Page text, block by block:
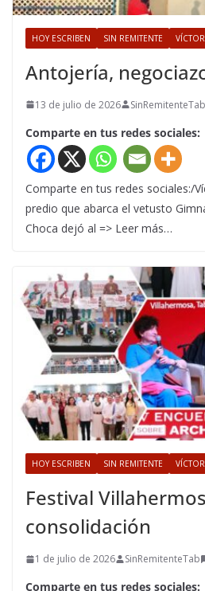
HOY ESCRIBEN SIN REMITENTE
Antojería,
13 de julio de 2026 SinRemitenteTab
Comparte en tus redes sociales:
Comparte en tus redes sociales:/
predio que abarca el vetusto
Choca dejó al => Leer más…
HOY ESCRIBEN SIN REMITENTE
Festival
consolidación
1 de julio de 2026 SinRemitenteTab
Comparte en tus redes sociales: